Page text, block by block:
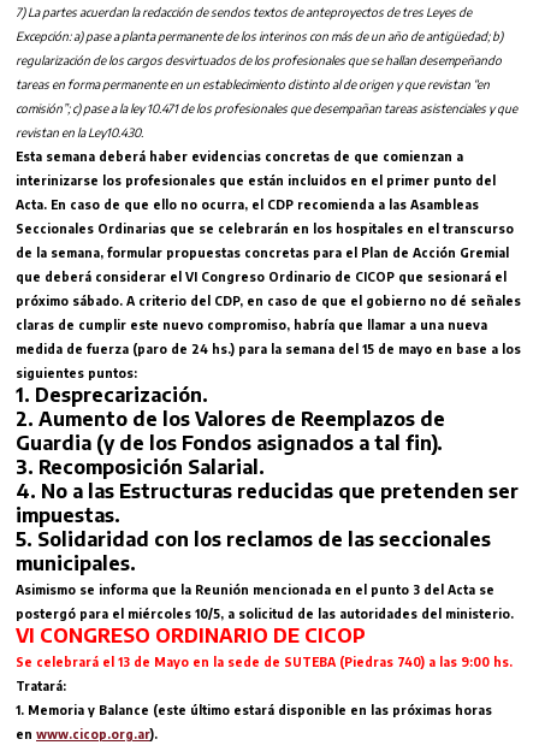
7) La partes acuerdan la redacción de sendos textos de anteproyectos de tres Leyes de
Excepción: a) pase a planta permanente de los interinos con más de un año de antigüedad; b)
regularización de los cargos desvirtuados de los profesionales que se hallan desempeñando
tareas en forma permanente en un establecimiento distinto al de origen y que revistan “en
comisión”; c) pase a la ley 10.471 de los profesionales que desempañan tareas asistenciales y que
revistan en la Ley10.430.
Esta semana deberá haber evidencias concretas de que comienzan a
interinizarse los profesionales que están incluidos en el primer punto del
Acta. En caso de que ello no ocurra, el CDP recomienda a las Asambleas
Seccionales Ordinarias que se celebrarán en los hospitales en el transcurso
de la semana, formular propuestas concretas para el Plan de Acción Gremial
que deberá considerar el VI Congreso Ordinario de CICOP que sesionará el
próximo sábado. A criterio del CDP, en caso de que el gobierno no dé señales
claras de cumplir este nuevo compromiso, habría que llamar a una nueva
medida de fuerza (paro de 24 hs.) para la semana del 15 de mayo en base a los
siguientes puntos:
1. Desprecarización.
2. Aumento de los Valores de Reemplazos de
Guardia (y de los Fondos asignados a tal fin).
3. Recomposición Salarial.
4. No a las Estructuras reducidas que pretenden ser
impuestas.
5. Solidaridad con los reclamos de las seccionales
municipales.
Asimismo se informa que la Reunión mencionada en el punto 3 del Acta se
postergó para el miércoles 10/5, a solicitud de las autoridades del ministerio.
VI CONGRESO ORDINARIO DE CICOP
Se celebrará el 13 de Mayo en la sede de SUTEBA (Piedras 740) a las 9:00 hs.
Tratará:
1. Memoria y Balance (este último estará disponible en las próximas horas
en www.cicop.org.ar).